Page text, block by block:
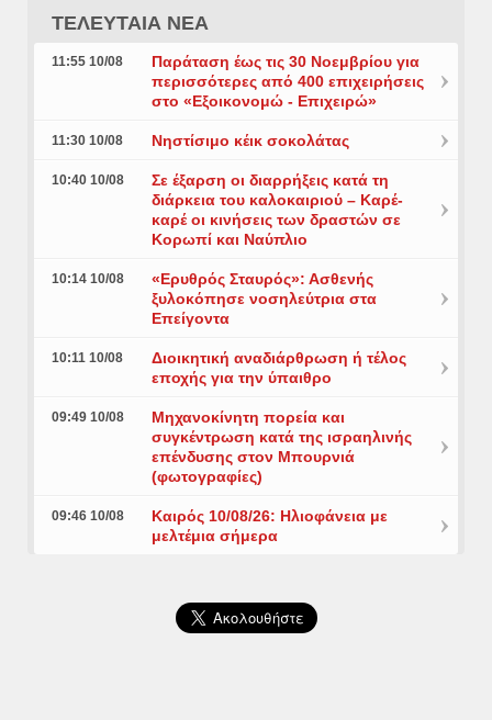
ΤΕΛΕΥΤΑΙΑ ΝΕΑ
11:55 10/08
Παράταση έως τις 30 Νοεμβρίου για
περισσότερες από 400 επιχειρήσεις
στο «Εξοικονομώ - Επιχειρώ»
11:30 10/08 Νηστίσιμο κέικ σοκολάτας
10:40 10/08
Σε έξαρση οι διαρρήξεις κατά τη
διάρκεια του καλοκαιριού – Καρέ-
καρέ οι κινήσεις των δραστών σε
Κορωπί και Ναύπλιο
10:14 10/08
«Ερυθρός Σταυρός»: Ασθενής
ξυλοκόπησε νοσηλεύτρια στα
Επείγοντα
10:11 10/08
Διοικητική αναδιάρθρωση ή τέλος
εποχής για την ύπαιθρο
09:49 10/08
Μηχανοκίνητη πορεία και
συγκέντρωση κατά της ισραηλινής
επένδυσης στον Μπουρνιά
(φωτογραφίες)
09:46 10/08
Καιρός 10/08/26: Ηλιοφάνεια με
μελτέμια σήμερα